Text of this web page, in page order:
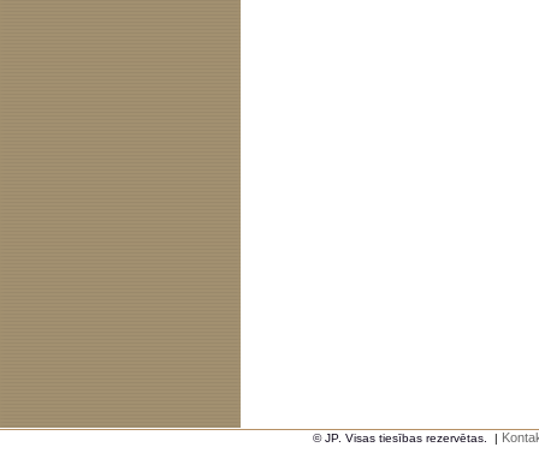
© JP. Visas tiesības rezervētas. |